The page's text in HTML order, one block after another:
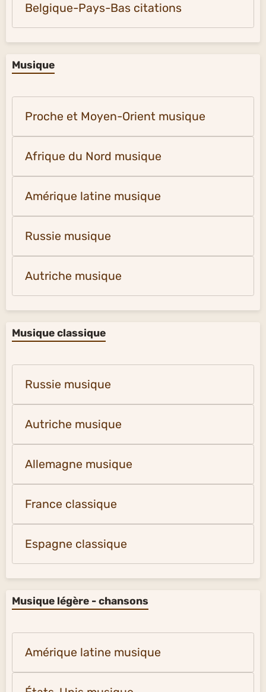
Belgique-Pays-Bas citations
Musique
Proche et Moyen-Orient musique
Afrique du Nord musique
Amérique latine musique
Russie musique
Autriche musique
Musique classique
Russie musique
Autriche musique
Allemagne musique
France classique
Espagne classique
Musique légère - chansons
Amérique latine musique